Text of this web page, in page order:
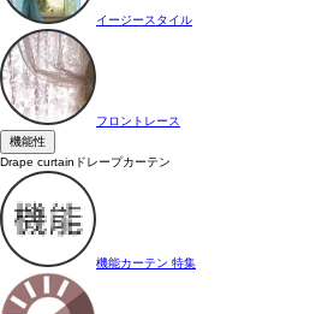
イージースタイル
フロントレース
機能性
Drape curtain ドレープカーテン
機能カーテン 特集